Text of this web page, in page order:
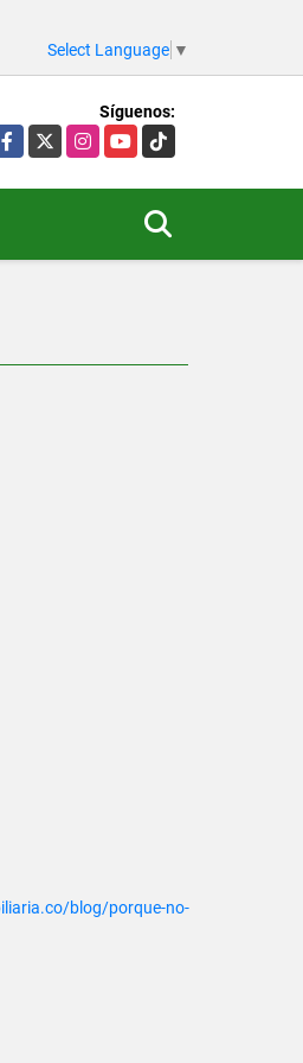
Select Language ▼
Síguenos:
Facebook
X InstagramYouTubeTikTok
blog/porque-no-